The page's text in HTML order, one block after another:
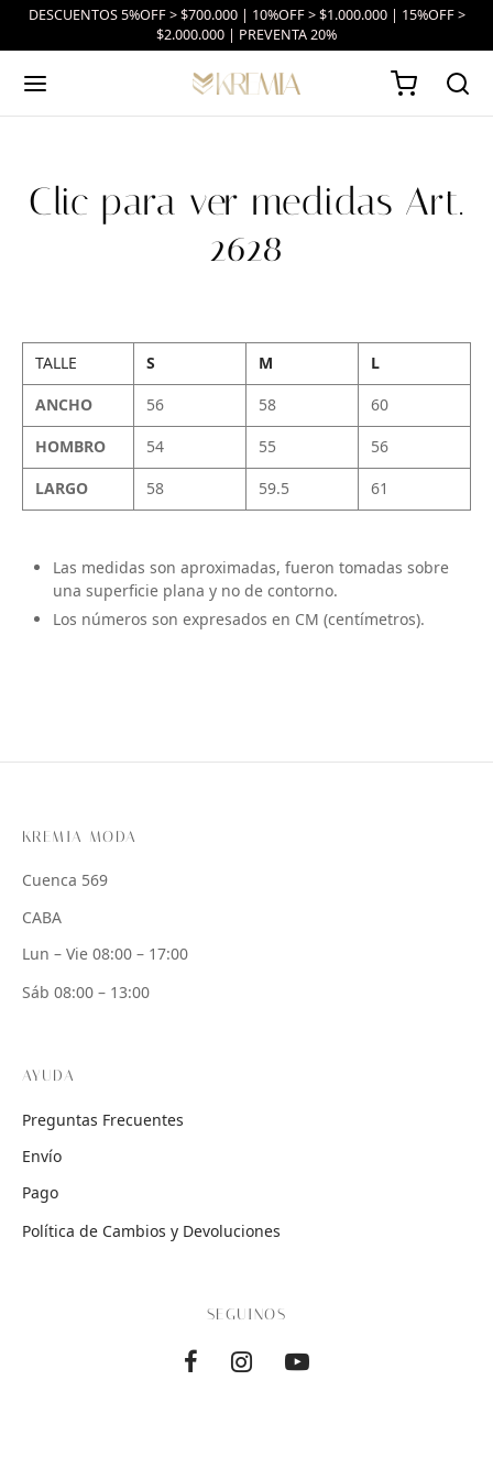
DESCUENTOS 5%OFF > $700.000 | 10%OFF > $1.000.000 | 15%OFF >
$2.000.000 | PREVENTA 20%
Clic para ver medidas Art.
2628
TALLE S M
L
ANCHO
56 58
60
HOMBRO
54 55
56
LARGO
58 59.5 61
Las medidas son aproximadas, fueron tomadas sobre
una superficie plana y no de contorno.
Los números son expresados en CM (centímetros).
KREMIA MODA
Cuenca 569
CABA
Lun – Vie 08:00 – 17:00
Sáb 08:00 – 13:00
AYUDA
Preguntas Frecuentes
Envío
Pago
Política de Cambios y Devoluciones
SEGUINOS